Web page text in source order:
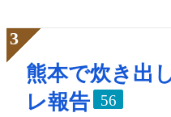
熊本で炊き出
レ報告
56